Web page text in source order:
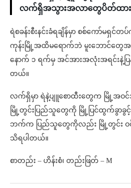
လက်ရှိအသွားအလာတွေပိတ်ထာ
ရဲစခန်းစီးနင်းခံရချိန်မှာ စစ်ကော်မရှင်
ကုန်းမြို့အထိမရောက်ဘဲ မူးဘောင်တွေအနီ
နောက် ၁ ရက်မှ အင်အားအလုံးအရင်းနဲ့ပ
တယ်။
လက်ရှိမှာ ရဲနဲ့ပျူစောထီးတွေက မြို့အဝ
မြို့တွင်းပြည်သူတွေကို မြို့ပြင်ထွက်ခွာခွ
ဘက်က ပြည်သူတွေကိုလည်း မြို့တွင်း ဝ
သိရပါတယ်။
စာတည်း – ဟိန်းစံ၊ တည်းဖြတ် – M